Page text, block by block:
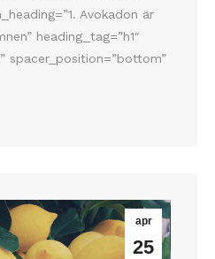
Avokadon är
heading_tag=”h1″
spacer_position=”bottom”
apr
25